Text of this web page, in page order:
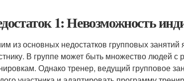
1: Невозможность
из основных недостатков групповых занятий
В группе может быть множество людей
Однако тренер, ведущий групповое